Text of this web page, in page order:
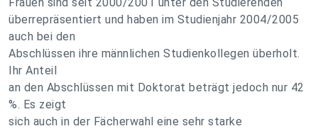
überrepräsentiert und haben im Studienjahr 2004/2005
auch bei den
Abschlüssen ihre männlichen Studienkollegen überholt.
Ihr Anteil
an den Abschlüssen mit Doktorat beträgt jedoch nur 42
%. Es zeigt
sich auch in der Fächerwahl eine sehr starke